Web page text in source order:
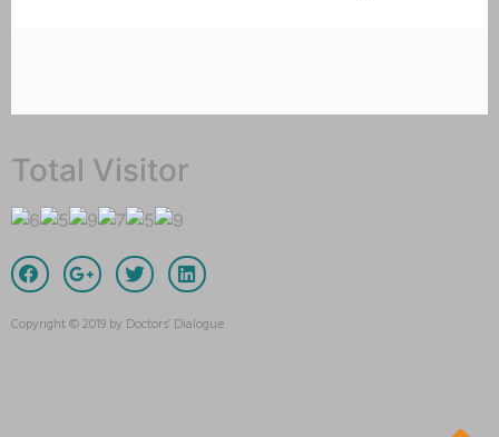
Total Visitor
Copyright © 2019 by Doctors’ Dialogue